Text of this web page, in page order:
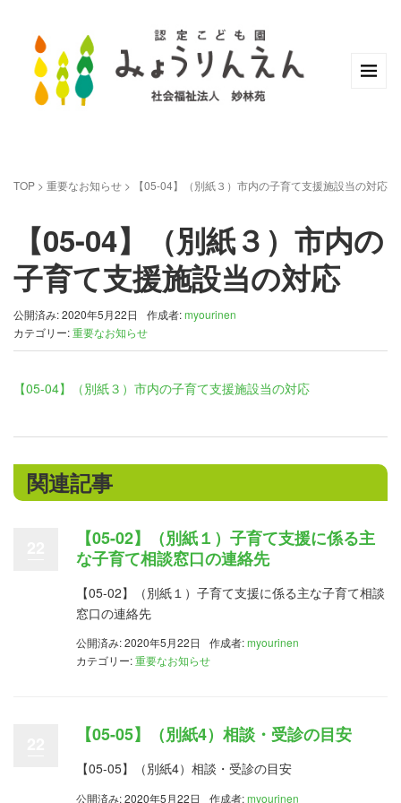
TOP > 重要なお知らせ > 【05-04】（別紙３）市内の子育て支援施設当の対応
【05-04】（別紙３）市内の
子育て支援施設当の対応
公開済み: 2020年5月22日 作成者:myourinen
カテゴリー:重要なお知らせ
【05-04】（別紙３）市内の子育て支援施設当の対応
関連記事
【05-02】（別紙１）子育て支援に係る主
な子育て相談窓口の連絡先
【05-02】（別紙１）子育て支援に係る主な子育て相談
窓口の連絡先
公開済み: 2020年5月22日 作成者:myourinen
カテゴリー:重要なお知らせ
【05-05】（別紙4）相談・受診の目安
【05-05】（別紙4）相談・受診の目安
公開済み: 2020年5月22日 作成者:myourinen